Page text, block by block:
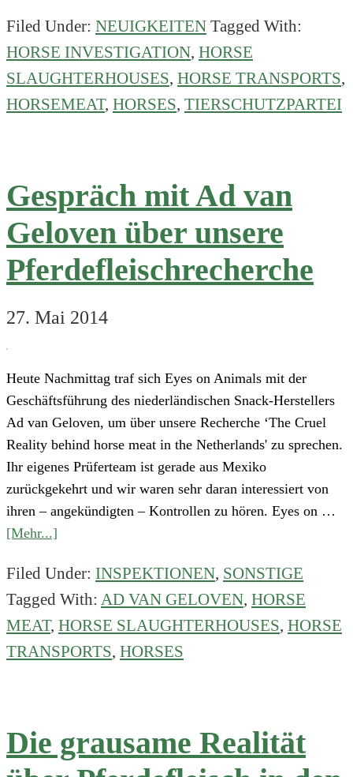
Radar
berichtet
erneut
Rechercheergebnisse
Animals
Filed Under: NEUIGKEITEN Tagged With:
HORSE INVESTIGATION, HORSE
SLAUGHTERHOUSES, HORSE TRANSPORTS,
HORSEMEAT, HORSES, TIERSCHUTZPARTEI
Gespräch mit Ad van
Geloven über unsere
Pferdefleischrecherche
27. Mai 2014
Heute Nachmittag traf sich Eyes on Animals mit der
Geschäftsführung des niederländischen Snack-Herstellers
Ad van Geloven, um über unsere Recherche ‘The Cruel
Reality behind horse meat in the Netherlands' zu sprechen.
Ihr eigenes Prüferteam ist gerade aus Mexiko
zurückgekehrt und wir waren sehr daran interessiert von
ihren – angekündigten – Kontrollen zu hören. Eyes on …
[Mehr...]
mit
Ad
van
Geloven
über
Filed Under: INSPEKTIONEN, SONSTIGE
Tagged With: AD VAN GELOVEN, HORSE
MEAT, HORSE SLAUGHTERHOUSES, HORSE
TRANSPORTS, HORSES
Die grausame Realität